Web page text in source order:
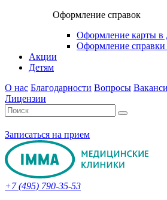
Оформление справок
Оформление карты в
Оформление справки
Акции
Детям
О нас Благодарности Вопросы
Лицензии
Записаться на прием
+7 (495) 790-35-53